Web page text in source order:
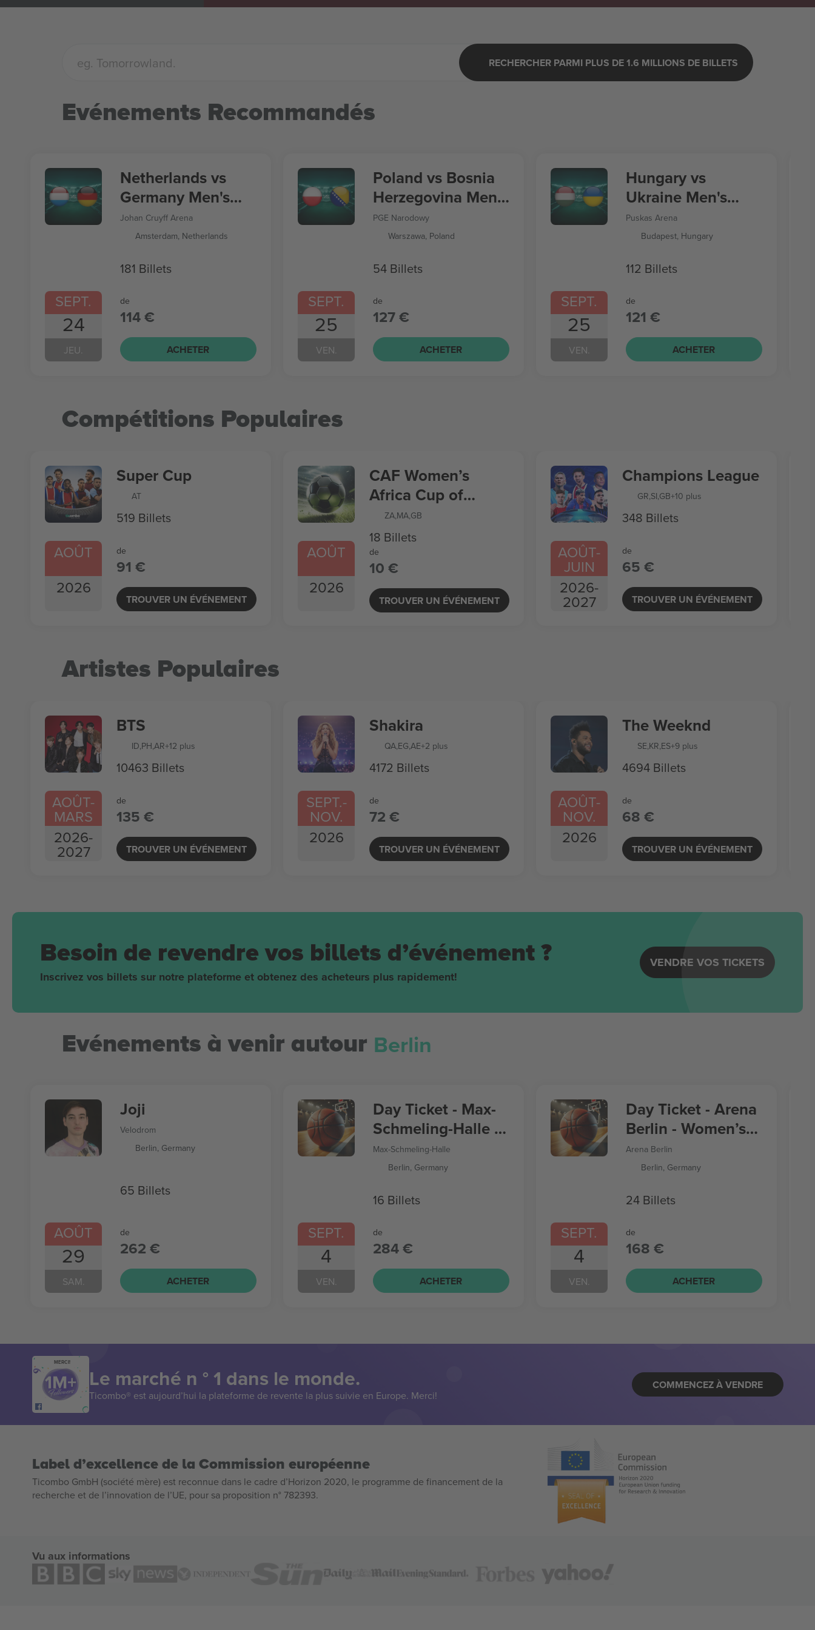
RECHERCHER PARMI PLUS DE 1.6 MILLIONS DE BILLETS
Evénements Recommandés
SEPT.
24
JEU.
Netherlands vs
Germany Men's
Nations League
Johan Cruyff Arena
Amsterdam, Netherlands
181 Billets
de
114 €
ACHETER
SEPT.
25
VEN.
Poland vs Bosnia
Herzegovina Men's
Nations League
PGE Narodowy
Warszawa, Poland
54 Billets
de
127 €
ACHETER
SEPT.
25
VEN.
Hungary vs
Ukraine Men's
Nations League
Puskas Arena
Budapest, Hungary
112 Billets
de
121 €
ACHETER
Compétitions Populaires
AOÛT
2026
Super Cup
AT
519 Billets
de
91 €
TROUVER UN ÉVÉNEMENT
AOÛT
2026
CAF Women’s
Africa Cup of
Nations
ZA,MA,GB
18 Billets
de
10 €
TROUVER UN ÉVÉNEMENT
AOÛT-
JUIN
2026-
2027
Champions League
GR,SI,GB+10 plus
348 Billets
de
65 €
TROUVER UN ÉVÉNEMENT
Artistes Populaires
AOÛT-
MARS
2026-
2027
BTS
ID,PH,AR+12 plus
10463 Billets
de
135 €
TROUVER UN ÉVÉNEMENT
SEPT.-
NOV.
2026
Shakira
QA,EG,AE+2 plus
4172 Billets
de
72 €
TROUVER UN ÉVÉNEMENT
AOÛT-
NOV.
2026
The Weeknd
SE,KR,ES+9 plus
4694 Billets
de
68 €
TROUVER UN ÉVÉNEMENT
Besoin de revendre vos billets d’événement ?
Inscrivez vos billets sur notre plateforme et obtenez des acheteurs plus rapidement!
VENDRE VOS TICKETS
Evénements à venir autour Berlin
AOÛT
29
SAM.
Joji
Velodrom
Berlin, Germany
65 Billets
de
262 €
ACHETER
SEPT.
4
VEN.
Day Ticket - Max-
Schmeling-Halle -
Women’s
Basketball World
Max-Schmeling-Halle
Berlin, Germany
16 Billets
de
284 €
ACHETER
SEPT.
4
VEN.
Day Ticket - Arena
Berlin - Women’s
Basketball World
Cup
Arena Berlin
Berlin, Germany
24 Billets
de
168 €
ACHETER
MERCI!
Le marché n ° 1 dans le monde.
Ticombo® est aujourd’hui la plateforme de revente la plus suivie en Europe. Merci!
COMMENCEZ À VENDRE
Label d’excellence de la Commission européenne
Ticombo GmbH (société mère) est reconnue dans le cadre d’Horizon 2020, le programme de financement de la
recherche et de l’innovation de l’UE, pour sa proposition n° 782393.
Vu aux informations